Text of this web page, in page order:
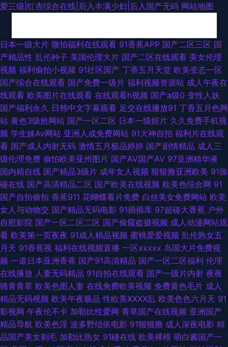
爱三级|红杏综合在线|后入丰满少妇|后入国产无码 网站地图
日韩深夜肏逼啪啪啪 91色美白乳 韩日VT色情网站 先锋影音波多野吉衣 91视
频在线观看最新 海角免费tv 日韩激情av无码网点 91狼人社在线 97资源站老
师素人 95色色 91淫淫影院 91视频日本 五月婷婷新网站 91视频日韩美欧中
91青青cao 91官方视频网站 91伦乱视频 91色搞 综合欧美第一第二第三 亚洲
色情欧美另类 婷婷中文字幕一区 色爱激情 蜜桃成人在线观看 韩国福利一区
国产福利91av 丁香花婷婷色导航 WWW久久精品 91竹菊国产 91青青艹 91涩
涩综合 91成人片免费视频 91苍苍影院 亚洲肉肉网 午夜福利成人精 深夜福利
91 欧美日韩黄色网 91黄在线观看永久免费版 91大神磁力 婷婷综合网狼人 91
麻豆精 影音先锋资av 三级片黄色网址 欧美妇岳淫伦视频 日韩精品久久入口
久久九九 福利视频站 AV先锋影音电影中文 91网站不用下载免费 91视频色
91传媒视频在线观看 91次元黄色观看 无码砖区 三级免费黄色大片 女优在线
久草在线视频福利 福利区站91 白丝www在线 91丝袜自慰在线观看 91路C
91成人色网 五月丁香花影院 三级网址国产 男人天堂网91 美女黄页91视频 海
日本一级大片 微拍福利在线观看 91香蕉APP 国产二区三区 国
产精品性 乱伦种子 美国伦理大片 国产二区在线观看 美女伦理
视频 福利偷拍小视频 91社区国产 丁香五月天堂 欧美变态一区
国产综合在线观看 国产免费一级片 福利视频资源站 成人午夜在
线观看 欧美图片在线观看 在线观看h视频 国产a级0 变性人妖
国产福利永久 日韩中文字幕观看 足交在线播放91 丁香五月色网
站 黄色3级抢网站 国产一区二区 日本一级婬片 久久免费手机视
频 学生妹Av网站 亚洲人成免费网站 91大神自拍 福利片在线观
看 国产成人内射无码 激情五月极品婷婷 国产剧情精品 成人三
级伦理免费 偷怕欧美亚州图片 国产AV国产AV 97亚洲精华液
国内精自线 国产精品3级片 成年女人视频 狠狠撸亚洲欧美 91操
碰在线 国产高清精品二区 国产欧美在线视频 欧美色综合网 91
国产自拍偷拍 香蕉911 花蝴蝶看片免费 白丝美女免费网站 欧美
女人与动物交 国产精品无码电影 91插插库 97超碰大香蕉 户外
自慰影院 国产一区二区二区 国产偷窥盗摄视频 成人动漫网站观
看 欧美第一页夜夜 91成人精品视频 蜜桃爱爱视频 乱伦熟女五
月天 91香蕉视 福利在线视频直播 一区xxxxx 岛国大片免费视
频 一道日本亚洲香蕉 国产91高清精品 国产一区二区福利 伦理
在线播放 人妻无码精品 91自拍在线观看 国产一级片内射 夜夜
骑青青草 欧美色图人妻 在线免费欧美视频 免费黄色毛片 成人
精品无码视频 欧美午夜极品 性欧美ⅩⅩⅩⅩ乱 欧美色色六月天 91
影视网 午夜伦不卡 加勒比性爱网 青草国产在线视频 亚洲国产
精品导航 欧美色淫 波多野结依电影 91狠狠撸 成人深夜电影 精
品国产美女剃毛 加勒比熟女 91碰在线 欧美裸模 萌白酱国产一